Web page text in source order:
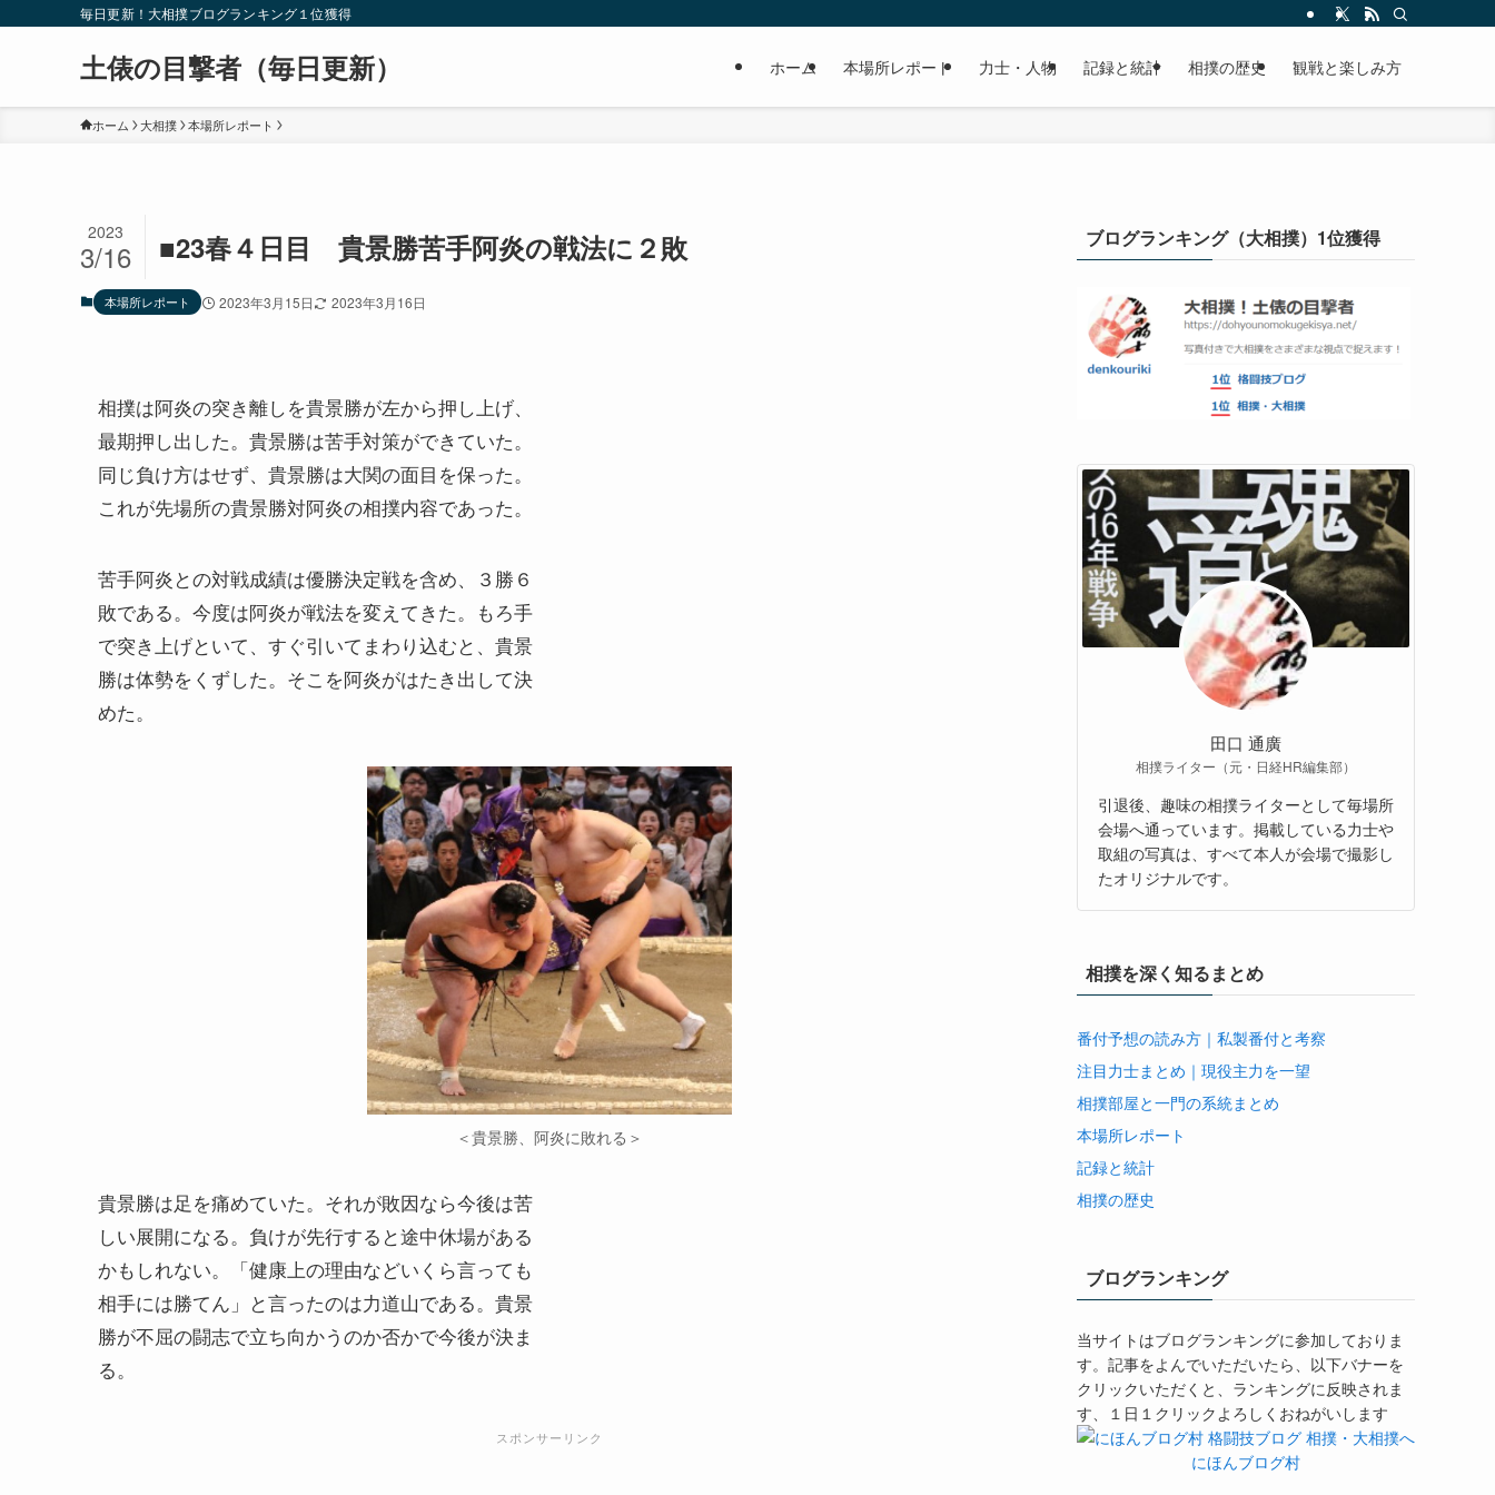
毎日更新！大相撲ブログランキング１位獲得
土俵の目撃者（毎日更新） ホーム 本場所レポート 力士・人物 記録と統計 相撲の歴史 観戦と楽しみ方
ホーム 大相撲 本場所レポート
■23春４日目 貴景勝苦手阿炎の戦法に２敗
2023
3/16
本場所レポート 2023年3月15日 2023年3月16日
相撲は阿炎の突き離しを貴景勝が左から押し上げ、
最期押し出した。貴景勝は苦手対策ができていた。
同じ負け方はせず、貴景勝は大関の面目を保った。
これが先場所の貴景勝対阿炎の相撲内容であった。
苦手阿炎との対戦成績は優勝決定戦を含め、３勝６
敗である。今度は阿炎が戦法を変えてきた。もろ手
で突き上げといて、すぐ引いてまわり込むと、貴景
勝は体勢をくずした。そこを阿炎がはたき出して決
めた。
＜貴景勝、阿炎に敗れる＞
貴景勝は足を痛めていた。それが敗因なら今後は苦
しい展開になる。負けが先行すると途中休場がある
かもしれない。「健康上の理由などいくら言っても
相手には勝てん」と言ったのは力道山である。貴景
勝が不屈の闘志で立ち向かうのか否かで今後が決ま
る。
スポンサーリンク
ブログランキング（大相撲）1位獲得
田口 通廣
相撲ライター（元・日経HR編集部）
引退後、趣味の相撲ライターとして毎場所
会場へ通っています。掲載している力士や
取組の写真は、すべて本人が会場で撮影し
たオリジナルです。
相撲を深く知るまとめ
番付予想の読み方｜私製番付と考察
注目力士まとめ｜現役主力を一望
相撲部屋と一門の系統まとめ
本場所レポート
記録と統計
相撲の歴史
ブログランキング
当サイトはブログランキングに参加しておりま
す。記事をよんでいただいたら、以下バナーを
クリックいただくと、ランキングに反映されま
す、１日１クリックよろしくおねがいします
にほんブログ村